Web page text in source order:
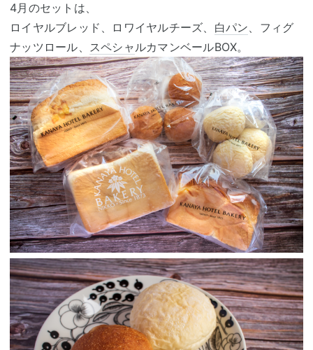
4月のセットは、
ロイヤルブレッド、ロワイヤルチーズ、 白パン、フィグ
ナッツロール、 スペシャルカマンベールBOX。